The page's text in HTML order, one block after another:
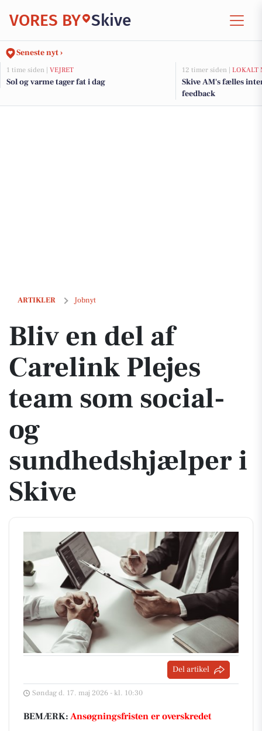
VORES BY Skive
Seneste nyt ›
1 time siden | VEJRET
Sol og varme tager fat i dag
12 timer siden | LOKALT
Skive AM's fælles
feedback
ARTIKLER Jobnyt
Bliv en del af Carelink Plejes team som social- og sundhedshjælper i
Bliv en del af
Carelink Plejes
team som social-
og
sundhedshjælper i
Skive
Del artikel
Søndag d. 17. maj 2026 - kl. 10:30
BEMÆRK: Ansøgningsfristen er overskredet